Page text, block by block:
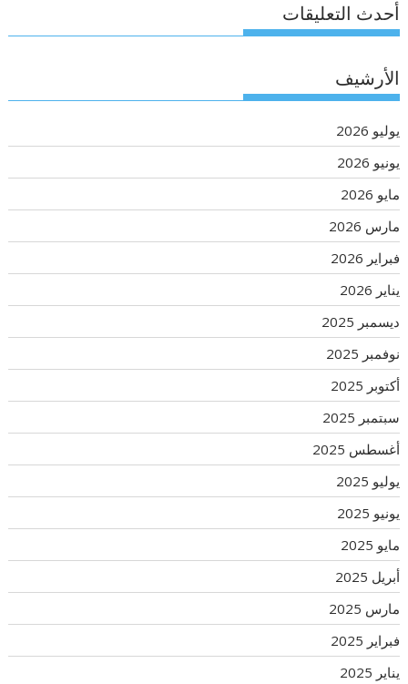
أحدث التعليقات
الأرشيف
يوليو 2026
يونيو 2026
مايو 2026
مارس 2026
فبراير 2026
يناير 2026
ديسمبر 2025
نوفمبر 2025
أكتوبر 2025
سبتمبر 2025
أغسطس 2025
يوليو 2025
يونيو 2025
مايو 2025
أبريل 2025
مارس 2025
فبراير 2025
يناير 2025